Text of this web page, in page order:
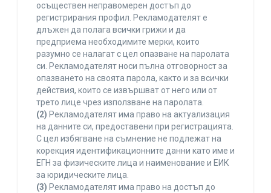
осъществен неправомерен достъп до
регистрирания профил. Рекламодателят е
длъжен да полага всички грижи и да
предприема необходимите мерки, които
разумно се налагат с цел опазване на паролата
си. Рекламодателят носи пълна отговорност за
опазването на своята парола, както и за всички
действия, които се извършват от него или от
трето лице чрез използване на паролата.
(2) Рекламодателят има право на актуализация
на данните си, предоставени при регистрацията.
С цел избягване на съмнение не подлежат на
корекция идентификационните данни като име и
ЕГН за физическите лица и наименование и ЕИК
за юридическите лица.
(3) Рекламодателят има право на достъп до